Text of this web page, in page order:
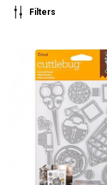
Filters